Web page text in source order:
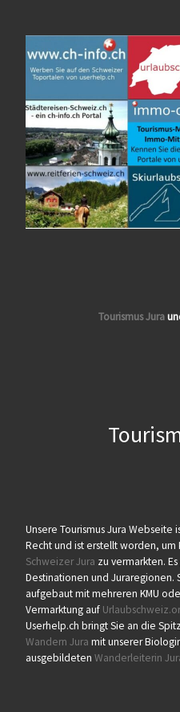
Tourismus Jura
Unsere Tourismus Jura
Recht und ist erstellt worden, um
Schweizer Jura zu vermarkten.
Destinationen und Juraregionen.
aufgebaut mit mehreren KMU
Vermarktung auf
Userhelp.ch bringt Sie an die
Wandern Jura mit unserer
ausgebildeten Wanderleiterin